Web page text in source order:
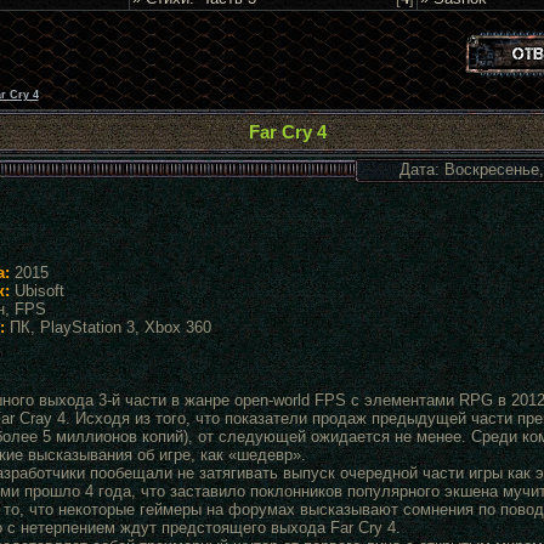
Cry 4
Far Cry 4
Дата:
2015
Ubisoft
FPS
ПК, PlayStation 3, Xbox 360
выхода 3-й части в жанре open-world FPS с элементами RPG в
Cray 4. Исходя из того, что показатели продаж предыдущей части
5 миллионов копий), от следующей ожидается не менее. Среди
высказывания об игре, как «шедевр».
пообещали не затягивать выпуск очередной части игры
прошло 4 года, что заставило поклонников популярного экшена
что некоторые геймеры на форумах высказывают сомнения по
с нетерпением ждут предстоящего выхода Far Cry 4.